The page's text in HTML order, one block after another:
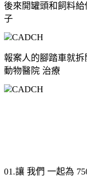
後來開罐頭和飼料
子
報案人的腳踏車就
動物醫院 治療
01.讓 我們 一起為